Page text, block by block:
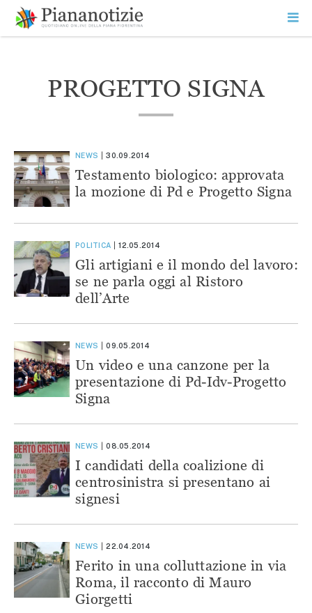
contenuto
SEARCH
PROGETTO SIGNA
NEWS 30.09.2014
Testamento biologico: approvata
la mozione di Pd e Progetto Signa
POLITICA 12.05.2014
Gli artigiani e il mondo del lavoro:
se ne parla oggi al Ristoro
dell’Arte
NEWS 09.05.2014
Un video e una canzone per la
presentazione di Pd-Idv-Progetto
Signa
NEWS 08.05.2014
I candidati della coalizione di
centrosinistra si presentano ai
signesi
NEWS 22.04.2014
Ferito in una colluttazione in via
Roma, il racconto di Mauro
Giorgetti